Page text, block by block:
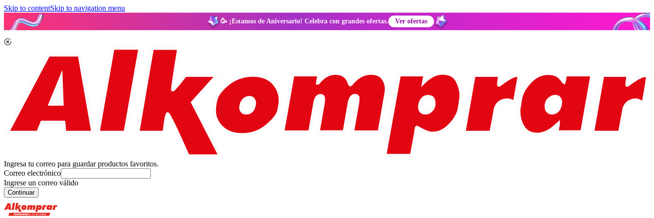
Skip to contentSkip to navigation menu
🥳 ¡Estamos de Aniversario! Celebra con grandes ofertas. Ver ofertas
Ingresa tu correo para guardar productos favoritos.
Correo electrónico
Ingrese un correo válido
Continuar